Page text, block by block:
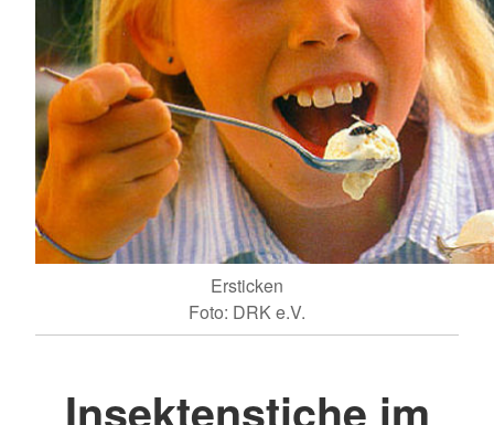
Ersticken
Foto: DRK e.V.
Insektenstiche im